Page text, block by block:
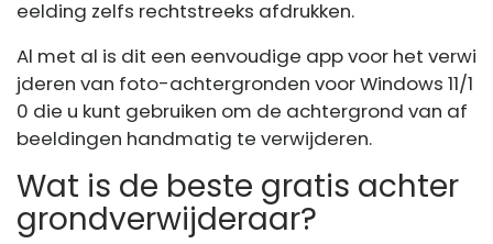
eelding zelfs rechtstreeks afdrukken.
Al met al is dit een eenvoudige app voor het verwi
jderen van foto-achtergronden voor Windows 11/1
0 die u kunt gebruiken om de achtergrond van af
beeldingen handmatig te verwijderen.
Wat is de beste gratis achter
grondverwijderaar?